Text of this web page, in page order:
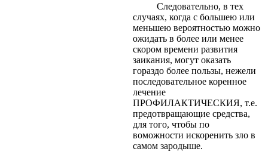
Следовательно, в тех
случаях, когда с большею или
меньшею вероятностью можно
ожидать в более или менее
скором времени развития
заикания, могут оказать
гораздо более пользы, нежели
последовательное коренное
лечение
ПРОФИЛАКТИЧЕСКИЯ, т.е.
предотвращающие средства,
для того, чтобы по
воможности искоренить зло в
самом зародыше.